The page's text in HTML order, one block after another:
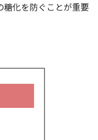
糖化を防ぐことが重要